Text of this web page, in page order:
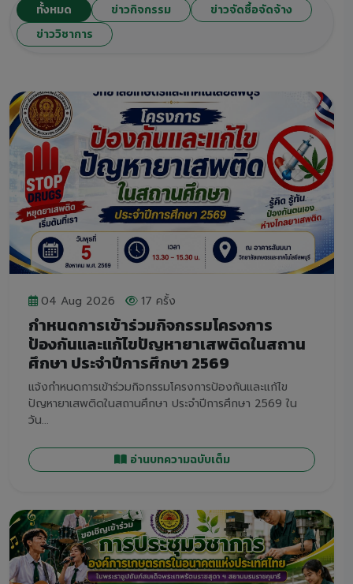
ทั้งหมด ข่าวกิจกรรม
ข่าวจัดซื้อจัดจ้าง
ข่าววิชาการ
04 Aug 2026 17 ครั้ง
กำหนดการเข้าร่วมกิจกรรมโครงการ
ป้องกันและแก้ไขปัญหายาเสพติดในสถาน
ศึกษา ประจำปีการศึกษา 2569
แจ้งกำหนดการเข้าร่วมกิจกรรมโครงการป้องกันและแก้ไข
ปัญหายาเสพติดในสถานศึกษา ประจำปีการศึกษา 2569 ใน
วัน...
อ่านบทความฉบับเต็ม